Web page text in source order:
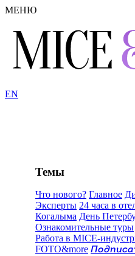
МЕНЮ
EN
Темы
Что нового? Главное
Эксперты 24 часа в
Когалыма День
Ознакомительные туры
Работа в MICE-
FOTO&more